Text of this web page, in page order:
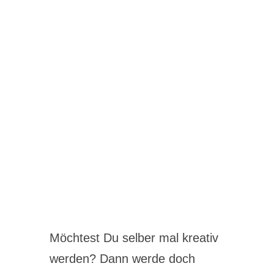
Möchtest Du selber mal kreativ
werden? Dann werde doch